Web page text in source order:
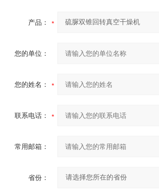
产品：
您的单位：
您的姓名：
联系电话：
常用邮箱：
省份：